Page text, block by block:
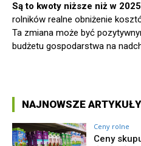
Są to kwoty niższe niż w
rolników realne obniżenie
Ta zmiana może być
budżetu gospodarstwa na
NAJNOWSZE ARTYKUŁY
Ceny rolne
Ceny